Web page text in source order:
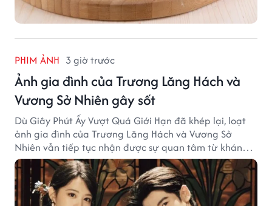
PHIM ẢNH 3 giờ trước
Ảnh gia đình của Trương Lăng Hách và
Vương Sở Nhiên gây sốt
Dù Giây Phút Ấy Vượt Quá Giới Hạn đã khép lại, loạt
ảnh gia đình của Trương Lăng Hách và Vương Sở
Nhiên vẫn tiếp tục nhận được sự quan tâm từ khán
giả.